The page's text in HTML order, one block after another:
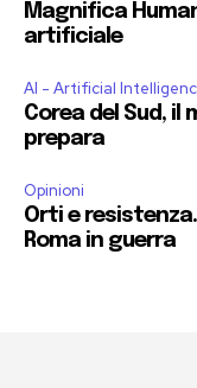
Magnifica
artificiale
AI - Artificial
Corea del Sud, il
prepara
Opinioni
Orti e
Roma in guerra